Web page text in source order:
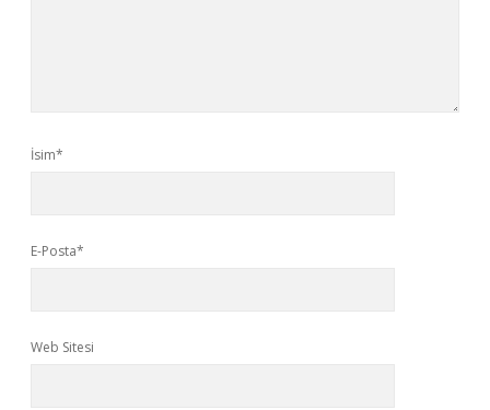
İsim*
E-Posta*
Web Sitesi